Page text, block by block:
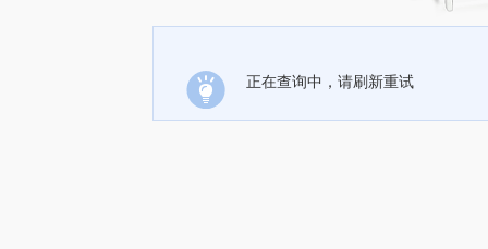
正在查询中，请刷新重试